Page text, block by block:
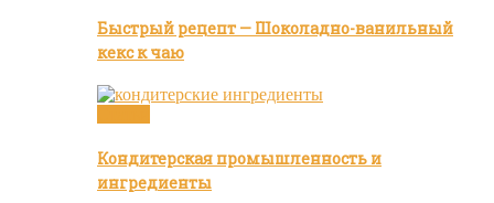
Быстрый рецепт — Шоколадно-ванильный
кекс к чаю
Кондитерская промышленность и
ингредиенты